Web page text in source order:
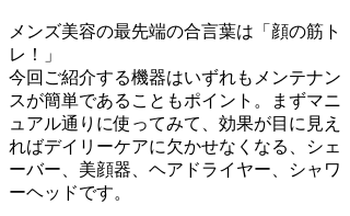
メンズ美容の最先端の合言葉は「顔の筋ト
レ！」
今回ご紹介する機器はいずれもメンテナン
スが簡単であることもポイント。まずマニ
ュアル通りに使ってみて、効果が目に見え
ればデイリーケアに欠かせなくなる、シェ
ーバー、美顔器、ヘアドライヤー、シャワ
ーヘッドです。